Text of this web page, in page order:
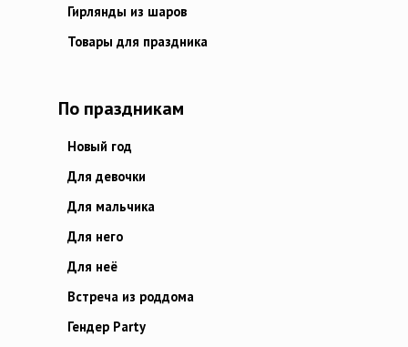
Гирлянды из шаров
Товары для праздника
По праздникам
Новый год
Для девочки
Для мальчика
Для него
Для неё
Встреча из роддома
Гендер Party